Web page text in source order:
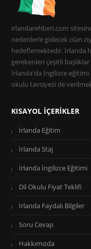
irlandarehberi.com
nedenlerle gidecek olan
hedeflemektedir. İrlanda
gerekenleri çeşitli
İrlanda'da İngilizce eğitimi
okulu tavsiyesi de
KISAYOL İÇERIKLER
İrlanda Eğitim
İrlanda Staj
İrlanda İngilizce Eğitimi
Dil Okulu Fiyat Teklifi
İrlanda Faydalı Bilgiler
Soru Cevap
Hakkımızda